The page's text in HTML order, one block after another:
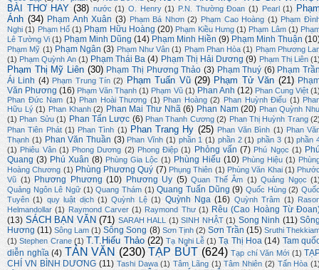
BÀI THƠ HAY (38) nước (1) O. Henry (1) P.N. Thường Đoan (1) Pearl (1)
Ánh (34) Phạm Anh Xuân (3) Phạm Bá Nhơn (2) Phạm Cao Hoàng (1) Phạm
Nghi (1) Phạm Hổ (1) Phạm Hữu Hoàng (20) Phạm Kiều Hưng (1) Phạm Lâm (1)
Lê Tường Vi (1) Phạm Minh Dũng (14) Phạm Minh Hiền (9) Phạm Minh Thuận
Phạm Mỹ (1) Phạm Ngân (3) Phạm Như Vân (1) Phạm Phan Hòa (1) Phạm Phương
(1) Phạm Quỳnh An (1) Phạm Thái Ba (4) Phạm Thị Hải Dương (9) Phạm Thị Liên
Phạm Thị Mỹ Liên (30) Phạm Thị Phương Thảo (3) Phạm Thuý (6) Phạm
Ái Linh (4) Phạm Trung Tín (2) Phạm Tuấn Vũ (29) Phạm Tử Văn (21)
Văn Phương (16) Phạm Văn Thạnh (1) Phạm Vũ (1) Phan Anh (12) Phan Cung Việt
Phan Đức Nam (1) Phan Hoài Thương (1) Phan Hoàng (2) Phan Huỳnh Điểu (1)
Hữu Lý (1) Phan Khanh (2) Phan Mai Thư Nhã (6) Phan Nam (20) Phan Quỳnh
(1) Phan Sửu (1) Phan Tấn Lược (6) Phan Thanh Cương (2) Phan Thị Huỳnh Trang
Phan Tiên Phát (1) Phan Tình (1) Phan Trang Hy (25) Phan Văn Bình (1) Phan
Thạnh (1) Phan Văn Thuần (3) Phan Vĩnh (1) phần 1 (1) phần 2 (1) phần 3 (1) phần
(1) Phiêu Vân (1) Phong Dương (2) Phong Điệp (1) Phỏng vấn (7) Phú Ngọc (1)
Quang (3) Phú Xuân (8) Phùng Gia Lộc (1) Phùng Hiếu (10) Phùng Hiệu (1)
Hoàng Chương (1) Phùng Phương Quý (7) Phụng Thiên (1) Phùng Văn Khai (1)
Vũ (1) Phương Phương (10) Phương Uy (5) Quan Thế Âm (1) Quảng Ngọc
Quảng Ngôn Lê Ngữ (1) Quang Thám (1) Quang Tuấn Dũng (9) Quốc Hùng (2)
Tuyên (1) quy luật dịch (1) Quỳnh Lệ (1) Quỳnh Nga (16) Quỳnh Trâm (1)
Helmandollar (1) Raymond Carver (1) Raymond Thư (1) Rêu (Cao Hoàng Từ
(13) SÁCH BẠN VĂN (71) SARAH HALL (1) SINH NHẬT (1) Song Ninh (11)
Hương (11) Sông Lam (1) Sông Song (8) Sơn Tịnh (2) Sơn Trần (15) Sruthi
(1) Stephen Crane (1) T.T.Hiếu Thảo (22) Tạ Nghi Lễ (1) Tạ Thị Hoa (14) Tam
diễn nghĩa (4) TẢN VĂN (230) TẠP BÚT (624) Tạp chí Văn Mới (1)
CHÍ VN BÌNH DƯƠNG (11) Tashi Dawa (1) Tâm Lãng (1) Tâm Nhiên (2) Tấn Hòa